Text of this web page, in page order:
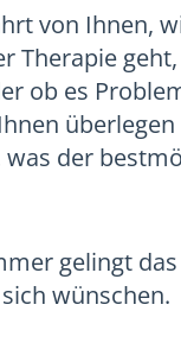
von Ihnen,
Therapie
ob es
überlegen
der
gelingt
wünschen.